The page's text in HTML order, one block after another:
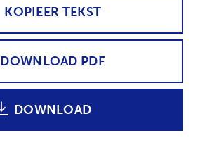
KOPIEER TEKST
DOWNLOAD PDF
DOWNLOAD